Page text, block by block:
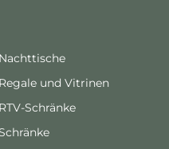
Nachttische
Regale und Vitrinen
RTV-Schränke